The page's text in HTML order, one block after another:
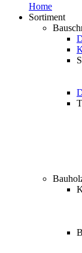
Home
Sortiment